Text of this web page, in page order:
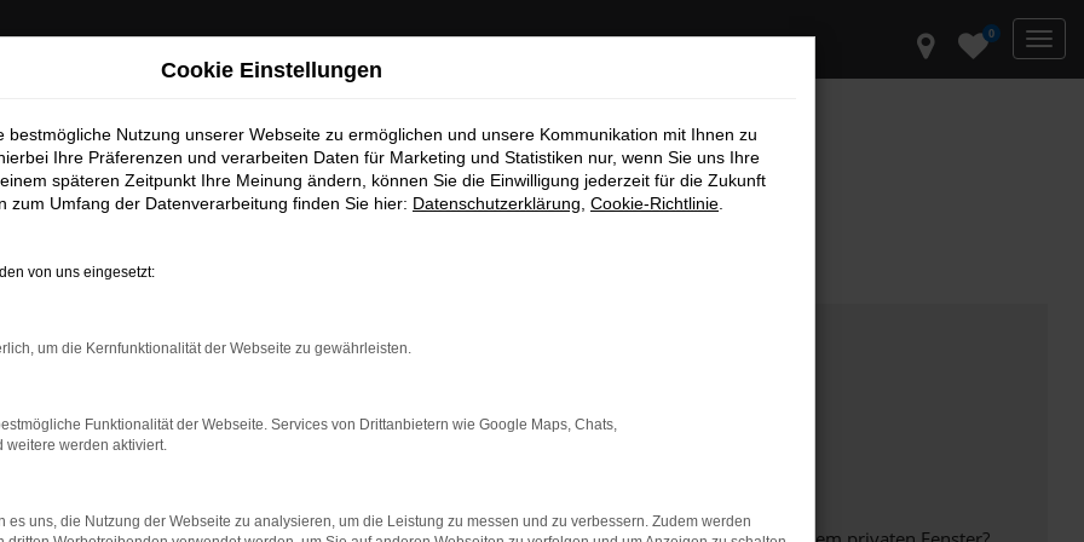
0
Cookie Einstellungen
bestmögliche Nutzung unserer Webseite zu ermöglichen und unsere Kommunikation mit Ihnen zu
Ihre Präferenzen und verarbeiten Daten für Marketing und Statistiken nur, wenn Sie uns Ihre
späteren Zeitpunkt Ihre Meinung ändern, können Sie die Einwilligung jederzeit für die Zukunft
zum Umfang der Datenverarbeitung finden Sie hier: Datenschutzerklärung Cookie-Richtlinie
von uns eingesetzt:
um die Kernfunktionalität der Webseite zu gewährleisten.
Funktionalität der Webseite. Services von Drittanbietern wie Google Maps, Chats,
weitere werden aktiviert.
es uns, die Nutzung der Webseite zu analysieren, um die Leistung zu messen und zu verbessern. Zudem werden